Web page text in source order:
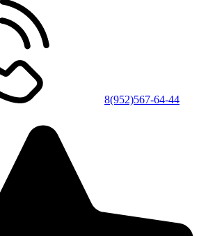
8(952)567-64-44